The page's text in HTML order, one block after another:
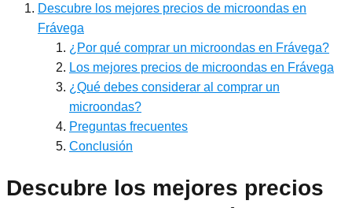
Descubre los mejores precios de microondas en
Frávega
¿Por qué comprar un microondas en Frávega?
Los mejores precios de microondas en Frávega
¿Qué debes considerar al comprar un
microondas?
Preguntas frecuentes
Conclusión
Descubre los mejores precios